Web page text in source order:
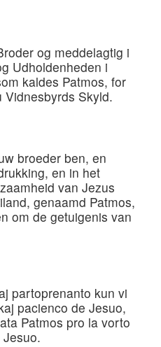
og meddelagtig i
Udholdenheden i
kaldes Patmos, for
Skyld.
broeder ben, en
en in het
van Jezus
genaamd Patmos,
om de getuigenis van
partoprenanto kun vi
pacienco de Jesuo,
Patmos pro la vorto